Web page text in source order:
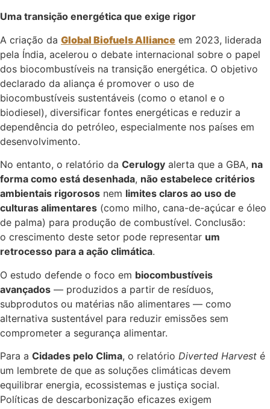
Uma transição energética que exige rigor
A criação da Global Biofuels Alliance em 2023, liderada
pela Índia, acelerou o debate internacional sobre o papel
dos biocombustíveis na transição energética. O objetivo
declarado da aliança é promover o uso de
biocombustíveis sustentáveis (como o etanol e o
biodiesel), diversificar fontes energéticas e reduzir a
dependência do petróleo, especialmente nos países em
desenvolvimento.
No entanto, o relatório da Cerulogy alerta que a GBA, na
forma como está desenhada, não estabelece critérios
ambientais rigorosos nem limites claros ao uso de
culturas alimentares (como milho, cana-de-açúcar e óleo
de palma) para produção de combustível. Conclusão:
o crescimento deste setor pode representar um
retrocesso para a ação climática.
O estudo defende o foco em biocombustíveis
avançados — produzidos a partir de resíduos,
subprodutos ou matérias não alimentares — como
alternativa sustentável para reduzir emissões sem
comprometer a segurança alimentar.
Para a Cidades pelo Clima, o relatório Diverted Harvest é
um lembrete de que as soluções climáticas devem
equilibrar energia, ecossistemas e justiça social.
Políticas de descarbonização eficazes exigem